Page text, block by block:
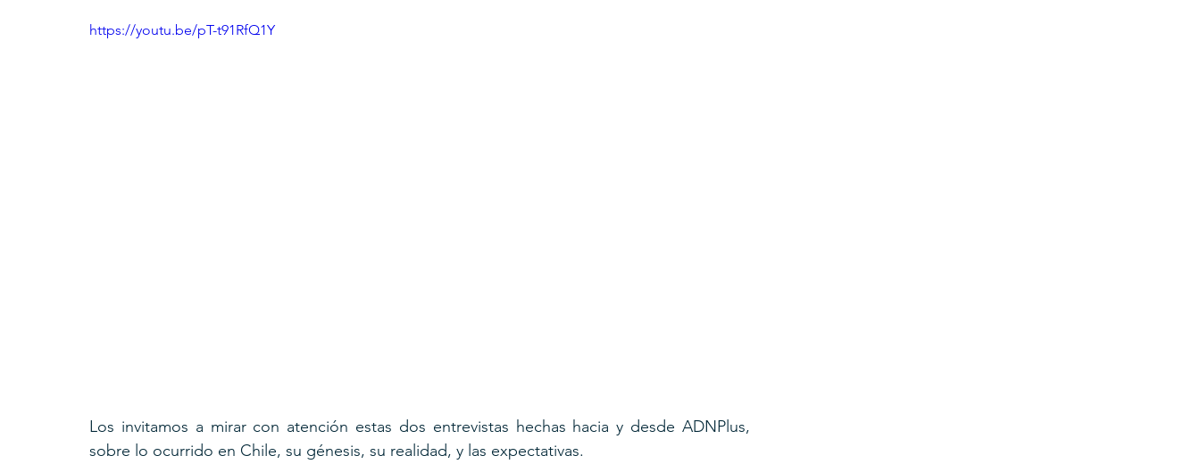
https://youtu.be/pT-t91RfQ1Y
Los invitamos a mirar con atención estas dos entrevistas hechas hacia y desde ADNPlus,
sobre lo ocurrido en Chile, su génesis, su realidad, y las expectativas.